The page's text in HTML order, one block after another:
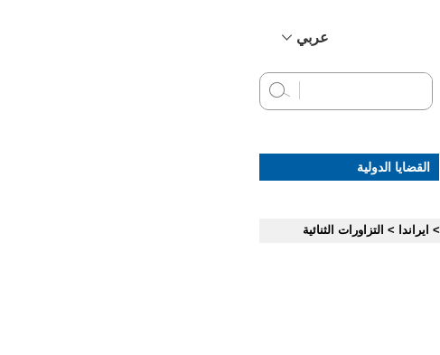
عربي
English
القضايا الدولية
> ايراندا > التزاورات الثنائية